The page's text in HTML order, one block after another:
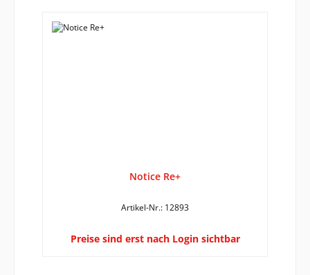
Notice Re+
Artikel-Nr.: 12893
Preise sind erst nach Login sichtbar